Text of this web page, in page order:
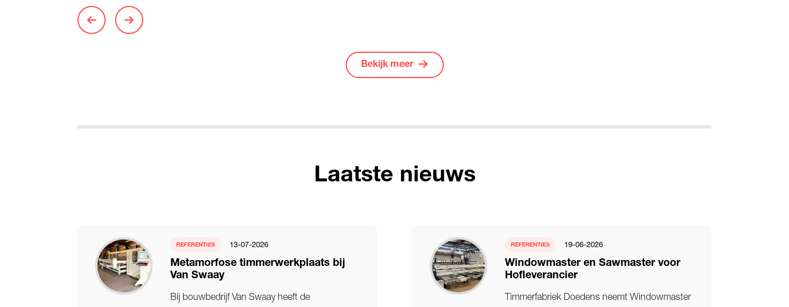
Bekijk meer
Laatste nieuws
REFERENTIES 13-07-2026
Metamorfose timmerwerkplaats bij
Van Swaay
Bij bouwbedrijf Van Swaay heeft de
REFERENTIES 19-06-2026
Windowmaster en Sawmaster voor
Hofleverancier
Timmerfabriek Doedens neemt Windowmaster